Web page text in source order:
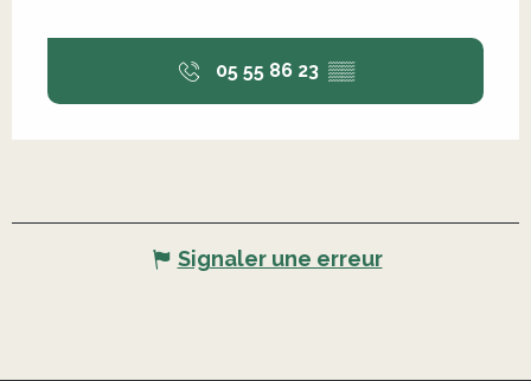
05 55 86 23 ▒▒
Signaler une erreur